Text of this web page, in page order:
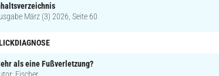
März (3) 2026, Seite 60
als eine Fußverletzung?